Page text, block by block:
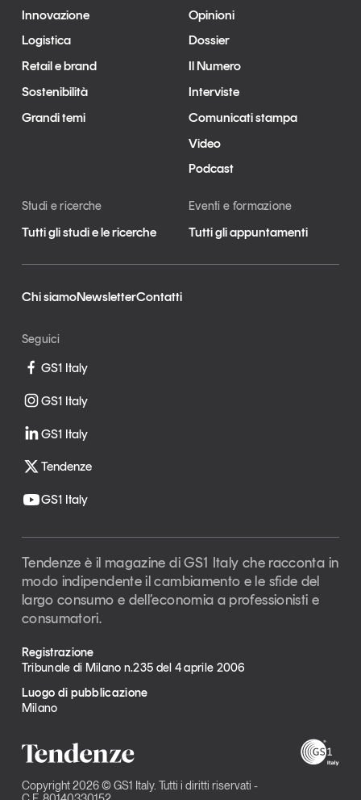
Innovazione
Logistica
Retail e brand
Sostenibilità
Grandi temi
Opinioni
Dossier
Il Numero
Interviste
Comunicati stampa
Video
Podcast
Studi e ricerche
Tutti gli studi e le ricerche
Eventi e formazione
Tutti gli appuntamenti
Chi siamoNewsletterContatti
Seguici
GS1 Italy
GS1 Italy
GS1 Italy
Tendenze
GS1 Italy
Tendenze è il magazine di GS1 Italy che racconta in
modo indipendente il cambiamento e le sfide del
largo consumo e dell’economia a professionisti e
consumatori.
Registrazione
Tribunale di Milano n.235 del 4 aprile 2006
Luogo di pubblicazione
Milano
Copyright 2026 © GS1 Italy. Tutti i diritti riservati -